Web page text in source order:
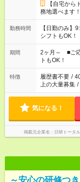
【自宅か
務地選べます！
勤務時間
【日勤のみ】9:00～
シフトもOK
「家族とお休
など、あなたの
ーク希望の方
のお仕事の勤
ません
期間
2ヶ月～ ■ご
トもOK！
特徴 履歴書不要 /
上の大量募集 /
気になる！
掲載元企業名 日研トータ
～安心の研修つ